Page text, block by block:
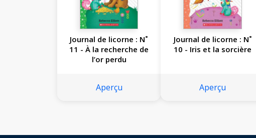
Journal de licorne : N˚
11 - À la recherche de
l’or perdu
Aperçu
Journal de licorne : N˚
10 - Iris et la sorcière
Aperçu